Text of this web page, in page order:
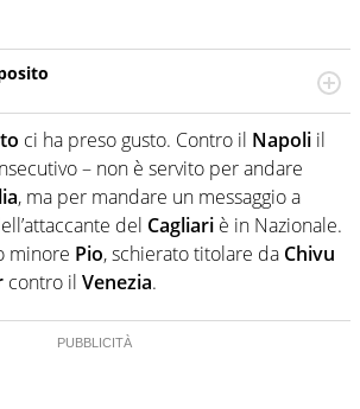
campo e sul campo per vivere ogni evento
Passione smisurata per il
sfera di cuoio. Il pallone è una cosa
a dirgli di no
ci ha preso gusto. Contro il Napoli il
– non è servito per andare
, ma per mandare un messaggio a
del Cagliari è in Nazionale.
minore Pio, schierato titolare da Chivu
contro il Venezia.